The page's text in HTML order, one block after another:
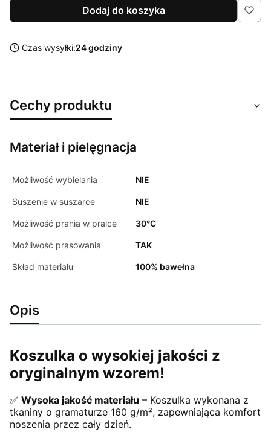
Dodaj do koszyka
Czas wysyłki:24 godziny
Cechy produktu
Materiał i pielęgnacja
Możliwość wybielania NIE
Suszenie w suszarce NIE
Możliwość prania w pralce 30°C
Możliwość prasowania TAK
Skład materiału 100% bawełna
Opis
Koszulka o wysokiej jakości z
oryginalnym wzorem!
✅ Wysoka jakość materiału – Koszulka wykonana z
tkaniny o gramaturze 160 g/m², zapewniająca komfort
noszenia przez cały dzień.